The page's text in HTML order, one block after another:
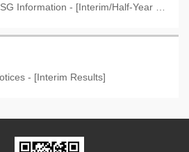
- [Interim Results]